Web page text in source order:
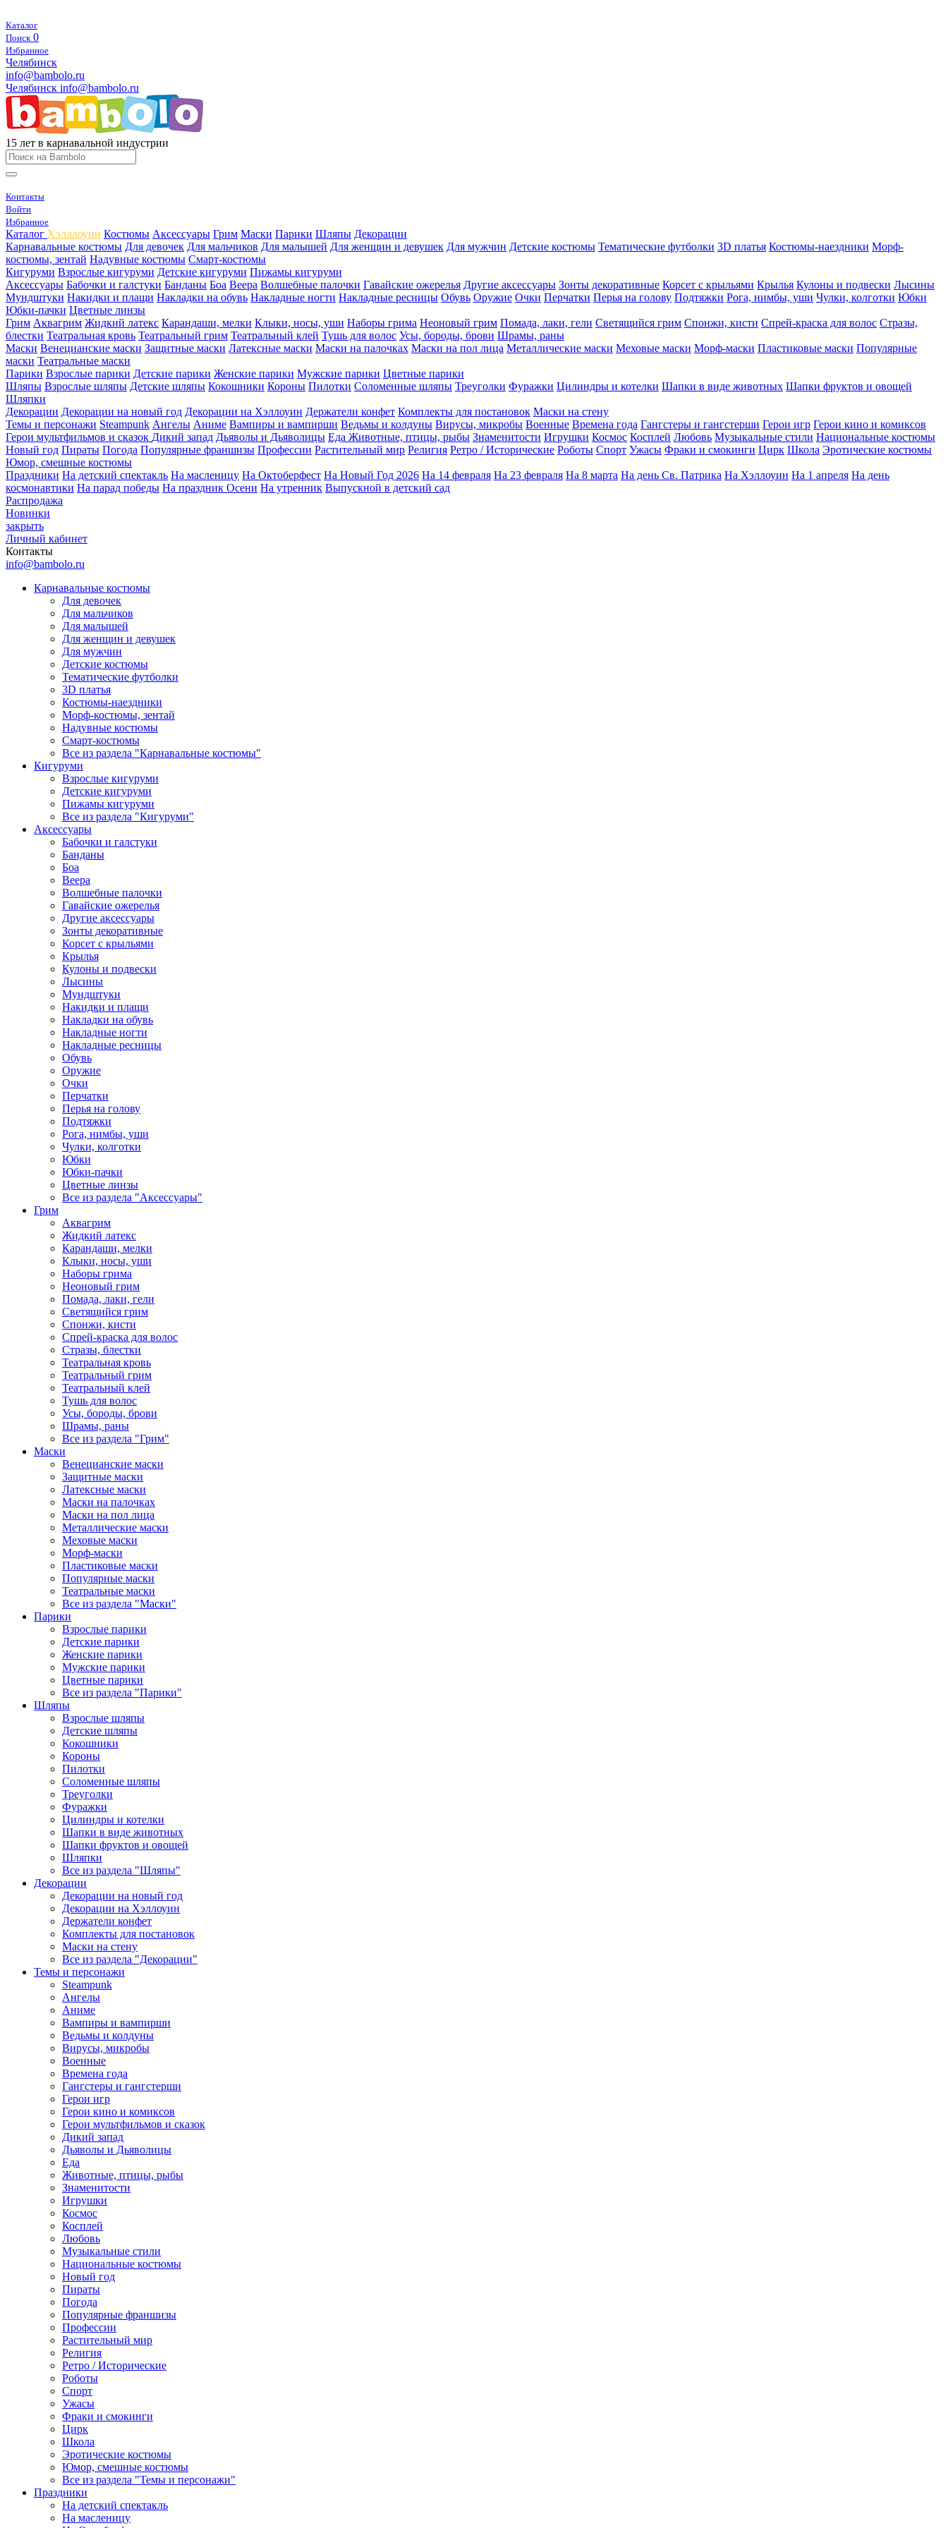
Каталог
Поиск 0
Избранное
Челябинск
info@bambolo.ru
Челябинск info@bambolo.ru
15 лет в карнавальной индустрии
Контакты
Войти
Избранное
Каталог Хэлллоуин Костюмы Аксессуары Грим Маски Парики Шляпы Декорации
Карнавальные костюмы Для девочек Для мальчиков Для малышей Для женщин и девушек Для мужчин Детские костюмы Тематические футболки 3D платья Костюмы-наездники Морф-
костюмы, зентай Надувные костюмы Смарт-костюмы
Кигуруми Взрослые кигуруми Детские кигуруми Пижамы кигуруми
Аксессуары Бабочки и галстуки Банданы Боа Веера Волшебные палочки Гавайские ожерелья Другие аксессуары Зонты декоративные Корсет с крыльями Крылья Кулоны и подвески Лысины
Мундштуки Накидки и плащи Накладки на обувь Накладные ногти Накладные ресницы Обувь Оружие Очки Перчатки Перья на голову Подтяжки Рога, нимбы, уши Чулки, колготки Юбки
Юбки-пачки Цветные линзы
Грим Аквагрим Жидкий латекс Карандаши, мелки Клыки, носы, уши Наборы грима Неоновый грим Помада, лаки, гели Светящийся грим Спонжи, кисти Спрей-краска для волос Стразы,
блестки Театральная кровь Театральный грим Театральный клей Тушь для волос Усы, бороды, брови Шрамы, раны
Маски Венецианские маски Защитные маски Латексные маски Маски на палочках Маски на пол лица Металлические маски Меховые маски Морф-маски Пластиковые маски Популярные
маски Театральные маски
Парики Взрослые парики Детские парики Женские парики Мужские парики Цветные парики
Шляпы Взрослые шляпы Детские шляпы Кокошники Короны Пилотки Соломенные шляпы Треуголки Фуражки Цилиндры и котелки Шапки в виде животных Шапки фруктов и овощей
Шляпки
Декорации Декорации на новый год Декорации на Хэллоуин Держатели конфет Комплекты для постановок Маски на стену
Темы и персонажи Steampunk Ангелы Аниме Вампиры и вампирши Ведьмы и колдуны Вирусы, микробы Военные Времена года Гангстеры и гангстерши Герои игр Герои кино и комиксов
Герои мультфильмов и сказок Дикий запад Дьяволы и Дьяволицы Еда Животные, птицы, рыбы Знаменитости Игрушки Космос Косплей Любовь Музыкальные стили Национальные костюмы
Новый год Пираты Погода Популярные франшизы Профессии Растительный мир Религия Ретро / Исторические Роботы Спорт Ужасы Фраки и смокинги Цирк Школа Эротические костюмы
Юмор, смешные костюмы
Праздники На детский спектакль На масленицу На Октоберфест На Новый Год 2026 На 14 февраля На 23 февраля На 8 марта На день Св. Патрика На Хэллоуин На 1 апреля На день
космонавтики На парад победы На праздник Осени На утренник Выпускной в детский сад
Распродажа
Новинки
закрыть
Личный кабинет
Контакты
info@bambolo.ru
Карнавальные костюмы
Для девочек
Для мальчиков
Для малышей
Для женщин и девушек
Для мужчин
Детские костюмы
Тематические футболки
3D платья
Костюмы-наездники
Морф-костюмы, зентай
Надувные костюмы
Смарт-костюмы
Все из раздела "Карнавальные костюмы"
Кигуруми
Взрослые кигуруми
Детские кигуруми
Пижамы кигуруми
Все из раздела "Кигуруми"
Аксессуары
Бабочки и галстуки
Банданы
Боа
Веера
Волшебные палочки
Гавайские ожерелья
Другие аксессуары
Зонты декоративные
Корсет с крыльями
Крылья
Кулоны и подвески
Лысины
Мундштуки
Накидки и плащи
Накладки на обувь
Накладные ногти
Накладные ресницы
Обувь
Оружие
Очки
Перчатки
Перья на голову
Подтяжки
Рога, нимбы, уши
Чулки, колготки
Юбки
Юбки-пачки
Цветные линзы
Все из раздела "Аксессуары"
Грим
Аквагрим
Жидкий латекс
Карандаши, мелки
Клыки, носы, уши
Наборы грима
Неоновый грим
Помада, лаки, гели
Светящийся грим
Спонжи, кисти
Спрей-краска для волос
Стразы, блестки
Театральная кровь
Театральный грим
Театральный клей
Тушь для волос
Усы, бороды, брови
Шрамы, раны
Все из раздела "Грим"
Маски
Венецианские маски
Защитные маски
Латексные маски
Маски на палочках
Маски на пол лица
Металлические маски
Меховые маски
Морф-маски
Пластиковые маски
Популярные маски
Театральные маски
Все из раздела "Маски"
Парики
Взрослые парики
Детские парики
Женские парики
Мужские парики
Цветные парики
Все из раздела "Парики"
Шляпы
Взрослые шляпы
Детские шляпы
Кокошники
Короны
Пилотки
Соломенные шляпы
Треуголки
Фуражки
Цилиндры и котелки
Шапки в виде животных
Шапки фруктов и овощей
Шляпки
Все из раздела "Шляпы"
Декорации
Декорации на новый год
Декорации на Хэллоуин
Держатели конфет
Комплекты для постановок
Маски на стену
Все из раздела "Декорации"
Темы и персонажи
Steampunk
Ангелы
Аниме
Вампиры и вампирши
Ведьмы и колдуны
Вирусы, микробы
Военные
Времена года
Гангстеры и гангстерши
Герои игр
Герои кино и комиксов
Герои мультфильмов и сказок
Дикий запад
Дьяволы и Дьяволицы
Еда
Животные, птицы, рыбы
Знаменитости
Игрушки
Космос
Косплей
Любовь
Музыкальные стили
Национальные костюмы
Новый год
Пираты
Погода
Популярные франшизы
Профессии
Растительный мир
Религия
Ретро / Исторические
Роботы
Спорт
Ужасы
Фраки и смокинги
Цирк
Школа
Эротические костюмы
Юмор, смешные костюмы
Все из раздела "Темы и персонажи"
Праздники
На детский спектакль
На масленицу